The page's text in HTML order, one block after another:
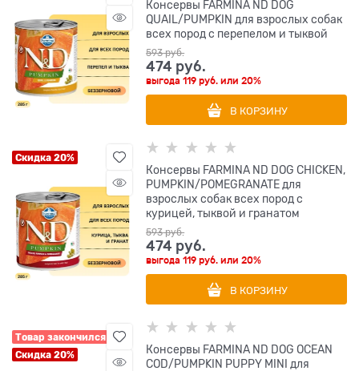
Консервы FARMINA ND DOG
QUAIL/PUMPKIN для взрослых собак
всех пород с перепелом и тыквой
593 руб.
474 руб.
выгода119 руб. или20%
В КОРЗИНУ
Скидка 20%
Консервы FARMINA ND DOG CHICKEN,
PUMPKIN/POMEGRANATE для
взрослых собак всех пород с
курицей, тыквой и гранатом
593 руб.
474 руб.
выгода119 руб. или20%
В КОРЗИНУ
Товар закончился
Скидка 20%
Консервы FARMINA ND DOG OCEAN
COD/PUMPKIN PUPPY MINI для